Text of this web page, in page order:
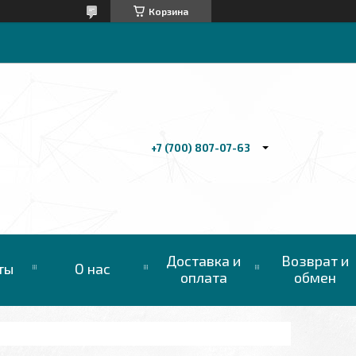
Корзина
+7 (700) 807-07-63
О нас
Доставка и
оплата
Возврат и
обмен